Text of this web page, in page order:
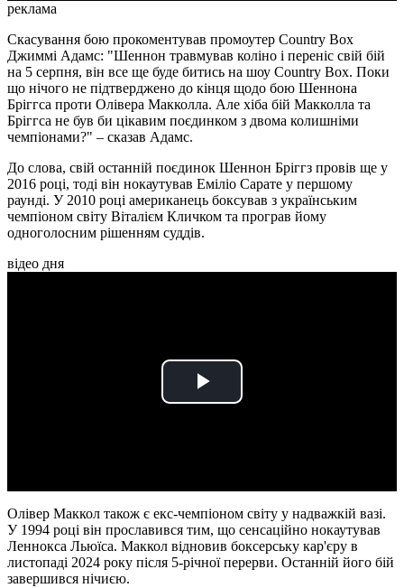
реклама
Скасування бою прокоментував промоутер Country Box
Джиммі Адамс: "Шеннон травмував коліно і переніс свій бій
на 5 серпня, він все ще буде битись на шоу Country Box. Поки
що нічого не підтверджено до кінця щодо бою Шеннона
Бріггса проти Олівера Макколла. Але хіба бій Макколла та
Бріггса не був би цікавим поєдинком з двома колишніми
чемпіонами?" – сказав Адамс.
До слова, свій останній поєдинок Шеннон Бріггз провів ще у
2016 році, тоді він нокаутував Еміліо Сарате у першому
раунді. У 2010 році американець боксував з українським
чемпіоном світу Віталієм Кличком та програв йому
одноголосним рішенням суддів.
відео дня
Play
Олівер Маккол також є екс-чемпіоном світу у надважкій вазі.
У 1994 році він прославився тим, що сенсаційно нокаутував
Леннокса Льюїса. Маккол відновив боксерську кар'єру в
листопаді 2024 року після 5-річної перерви. Останній його бій
завершився нічиєю.